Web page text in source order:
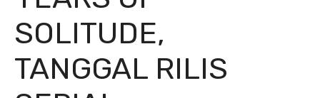
SOLITUDE,
TANGGAL RILIS